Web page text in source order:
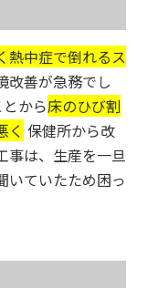
熱中症で倒れるス
改善が急務でし
から床のひび割
く 保健所から改
事は、生産を一旦
いていたため困っ